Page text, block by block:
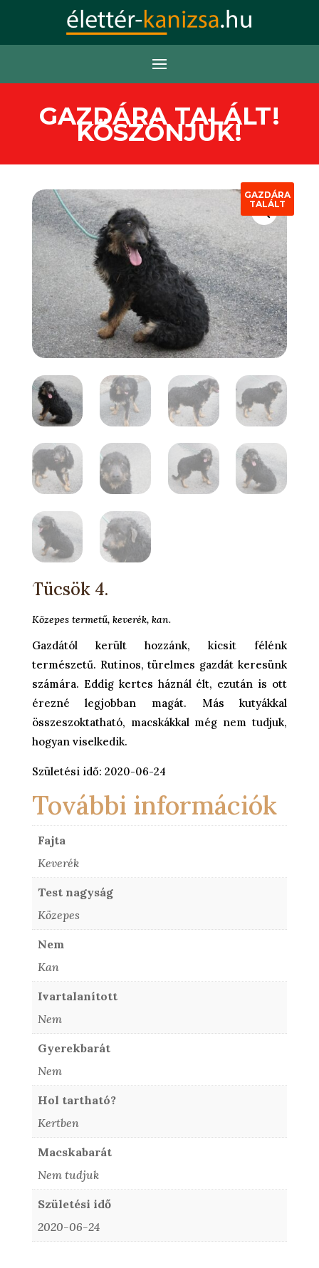
GAZDÁRA TALÁLT!
KÖSZÖNJÜK!
Tücsök 4.
Közepes termetű, keverék, kan.
Gazdától került hozzánk, kicsit félénk
természetű. Rutinos, türelmes gazdát keresünk
számára. Eddig kertes háznál élt, ezután is ott
érezné legjobban magát. Más kutyákkal
összeszoktatható, macskákkal még nem tudjuk,
hogyan viselkedik.
Születési idő: 2020-06-24
További információk
Fajta
Keverék
Test nagyság
Közepes
Nem
Kan
Ivartalanított
Nem
Gyerekbarát
Nem
Hol tartható?
Kertben
Macskabarát
Nem tudjuk
Születési idő
2020-06-24
GAZDÁRA
TALÁLT